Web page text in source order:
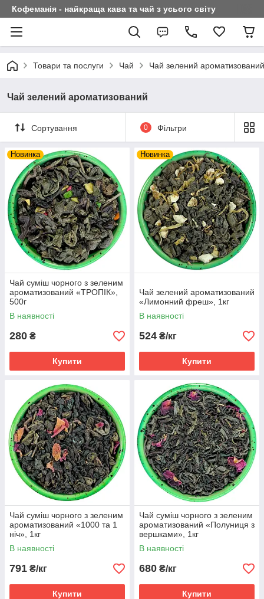
Кофеманія - найкраща кава та чай з усього світу
Товари та послуги Чай Чай зелений ароматизований
Чай зелений ароматизований
Сортування 0 Фільтри
Новинка
Чай суміш чорного з зеленим
ароматизований «ТРОПІК»,
500г
В наявності
280 ₴
Купити
Новинка
Чай зелений ароматизований
«Лимонний фреш», 1кг
В наявності
524 ₴/кг
Купити
Чай суміш чорного з зеленим
ароматизований «1000 та 1
ніч», 1кг
В наявності
791 ₴/кг
Купити
Чай суміш чорного з зеленим
ароматизований «Полуниця з
вершками», 1кг
В наявності
680 ₴/кг
Купити